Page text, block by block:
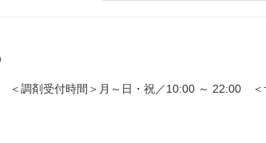
＜調剤受付時間＞月～日・祝／10:00 ～ 22:00 ＜